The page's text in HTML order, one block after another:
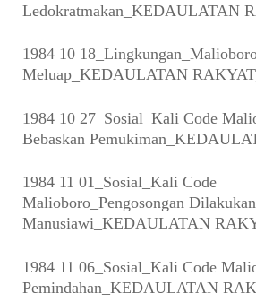
Ledokratmakan_KEDAULATAN
1984 10
Meluap_KEDAULATAN
1984 10 27_Sosial_Kali Code
Bebaskan
1984 11 01_Sosial_Kali Code
Malioboro_Pengosongan Dilakukan
Manusiawi_KEDAULATAN
1984 11 06_Sosial_Kali Code
Pemindahan_KEDAULATAN